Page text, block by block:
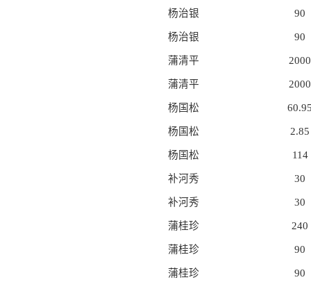
杨治银 90
杨治银 90
蒲清平 2000
蒲清平 2000
杨国松
杨国松 2.85
杨国松 114
补河秀 30
补河秀 30
蒲桂珍 240
蒲桂珍 90
蒲桂珍 90